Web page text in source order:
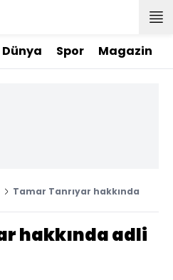
Dünya Spor Magazin
Tamar Tanrıyar hakkında
hakkında adli